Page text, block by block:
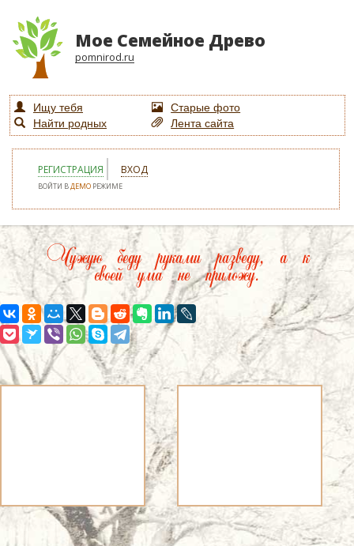
Мое Семейное Древо
pomnirod.ru
Ищу тебя
Старые фото
Найти родных
Лента сайта
РЕГИСТРАЦИЯ ВХОД
ВОЙТИ ВДЕМО РЕЖИМЕ
Чужую беду руками разведу, а к
своей ума не приложу.